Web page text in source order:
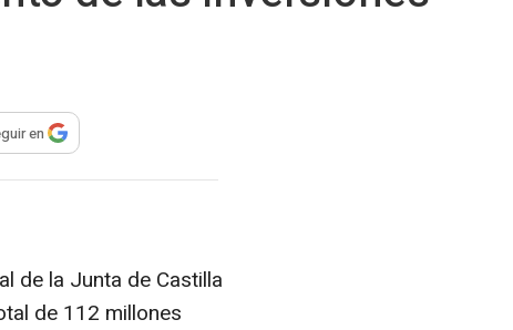
compartir
en
de la Junta de Castilla
de 112 millones